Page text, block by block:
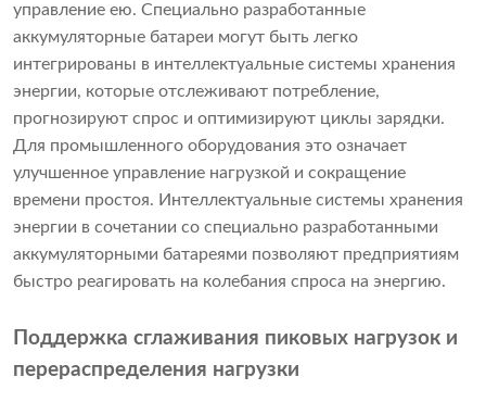
управление ею. Специально разработанные
аккумуляторные батареи могут быть легко
интегрированы в интеллектуальные системы хранения
энергии, которые отслеживают потребление,
прогнозируют спрос и оптимизируют циклы зарядки.
Для промышленного оборудования это означает
улучшенное управление нагрузкой и сокращение
времени простоя. Интеллектуальные системы хранения
энергии в сочетании со специально разработанными
аккумуляторными батареями позволяют предприятиям
быстро реагировать на колебания спроса на энергию.
Поддержка сглаживания пиковых нагрузок и
перераспределения нагрузки